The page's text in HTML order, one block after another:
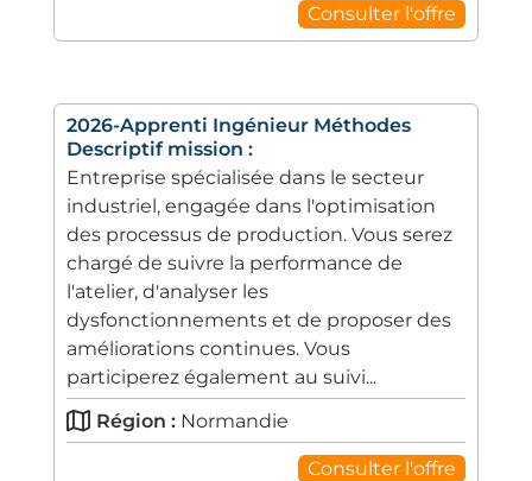
Consulter l'offre
2026-Apprenti Ingénieur Méthodes
Descriptif mission :
Entreprise spécialisée dans le secteur
industriel, engagée dans l'optimisation
des processus de production. Vous serez
chargé de suivre la performance de
l'atelier, d'analyser les
dysfonctionnements et de proposer des
améliorations continues. Vous
participerez également au suivi...
Région : Normandie
Consulter l'offre